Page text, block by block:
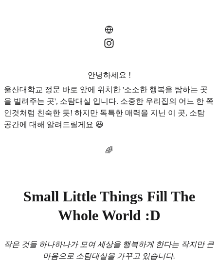
안녕하세요 !
울산대학교 정문 바로 앞에 위치한 '소소한 행복을 탐하는 곳
을 빌려주는 곳', 소탐대실 입니다. 소중한 우리집의 어느 한 쪽
인것처럼 친숙한 듯! 하지만 독특한 매력을 지닌 이 곳, 소탐
공간에 대해 알려드릴게요 😆
🌈
Small Little Things Fill The
Whole World :D
작은 것들 하나하나가 모여 세상을 행복하게 한다는 작지만 큰
마음으로 소탐대실을 가꾸고 있습니다.